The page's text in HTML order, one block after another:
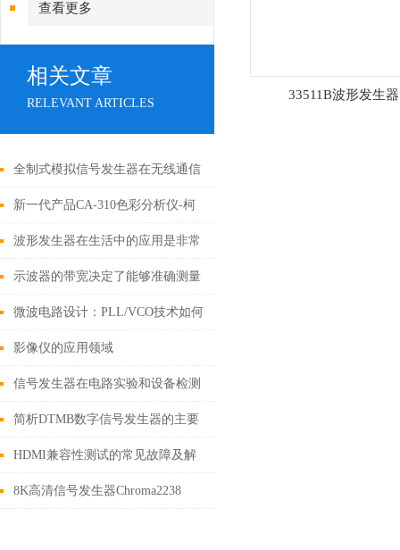
查看更多
相关文章
RELEVANT ARTICLES
全制式模拟信号发生器在无线通信
中的应用
新一代产品CA-310色彩分析仪-柯
尼卡美能达CA-310品牌
波形发生器在生活中的应用是非常
广泛的
示波器的带宽决定了能够准确测量
的信号频率上限
微波电路设计：PLL/VCO技术如何
提升性能？
影像仪的应用领域
信号发生器在电路实验和设备检测
中广泛应用
简析DTMB数字信号发生器的主要
功能
HDMI兼容性测试的常见故障及解
决方案
8K高清信号发生器Chroma2238
33511B波形发生器